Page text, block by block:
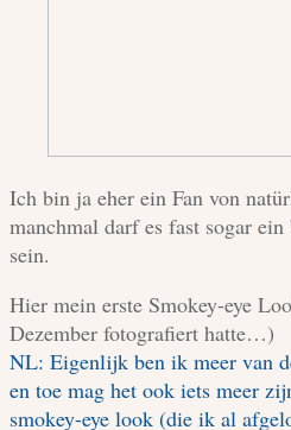
Ich bin ja eher ein Fan von
manchmal darf es fast sogar
sein.
Hier mein erste Smokey-eye
Dezember fotografiert hatte…)
NL: Eigenlijk ben ik meer van
en toe mag het ook iets meer
smokey-eye look (die ik al